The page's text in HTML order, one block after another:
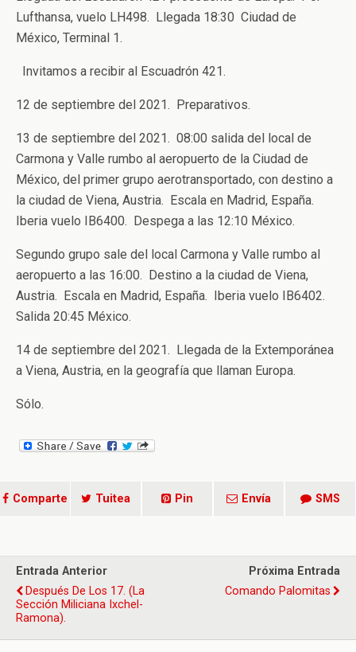
Lufthansa, vuelo LH498. Llegada 18:30 Ciudad de
México, Terminal 1.
Invitamos a recibir al Escuadrón 421.
12 de septiembre del 2021. Preparativos.
13 de septiembre del 2021. 08:00 salida del local de
Carmona y Valle rumbo al aeropuerto de la Ciudad de
México, del primer grupo aerotransportado, con destino a
la ciudad de Viena, Austria. Escala en Madrid, España.
Iberia vuelo IB6400. Despega a las 12:10 México.
Segundo grupo sale del local Carmona y Valle rumbo al
aeropuerto a las 16:00. Destino a la ciudad de Viena,
Austria. Escala en Madrid, España. Iberia vuelo IB6402.
Salida 20:45 México.
14 de septiembre del 2021. Llegada de la Extemporánea
a Viena, Austria, en la geografía que llaman Europa.
Sólo.
Comparte Tuitea Pin Envía SMS
Entrada Anterior
Después De Los 17. (La
Sección Miliciana Ixchel-
Ramona).
Próxima Entrada
Comando Palomitas